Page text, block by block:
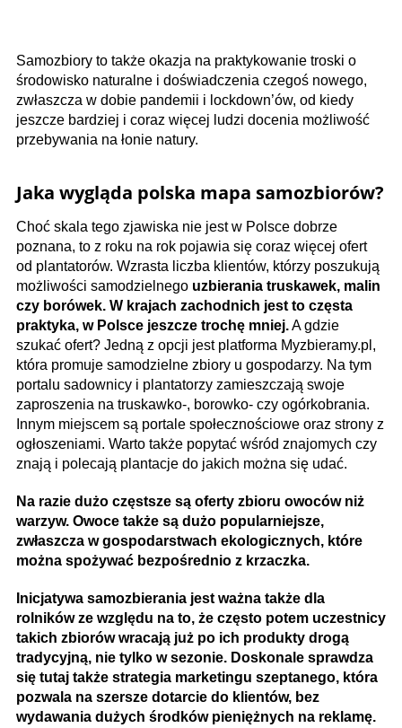
Samozbiory to także okazja na praktykowanie troski o
środowisko naturalne i doświadczenia czegoś nowego,
zwłaszcza w dobie pandemii i lockdown’ów, od kiedy
jeszcze bardziej i coraz więcej ludzi docenia możliwość
przebywania na łonie natury.
Jaka wygląda polska mapa samozbiorów?
Choć skala tego zjawiska nie jest w Polsce dobrze
poznana, to z roku na rok pojawia się coraz więcej ofert
od plantatorów. Wzrasta liczba klientów, którzy poszukują
możliwości samodzielnego uzbierania truskawek, malin
czy borówek. W krajach zachodnich jest to częsta
praktyka, w Polsce jeszcze trochę mniej.A gdzie
szukać ofert? Jedną z opcji jest platforma Myzbieramy.pl,
która promuje samodzielne zbiory u gospodarzy. Na tym
portalu sadownicy i plantatorzy zamieszczają swoje
zaproszenia na truskawko-, borowko- czy ogórkobrania.
Innym miejscem są portale społecznościowe oraz strony z
ogłoszeniami. Warto także popytać wśród znajomych czy
znają i polecają plantacje do jakich można się udać.
Na razie dużo częstsze są oferty zbioru owoców niż
warzyw. Owoce także są dużo popularniejsze,
zwłaszcza w gospodarstwach ekologicznych, które
można spożywać bezpośrednio z krzaczka.
Inicjatywa samozbierania jest ważna także dla
rolników ze względu na to, że często potem uczestnicy
takich zbiorów wracają już po ich produkty drogą
tradycyjną, nie tylko w sezonie. Doskonale sprawdza
się tutaj także strategia marketingu szeptanego, która
pozwala na szersze dotarcie do klientów, bez
wydawania dużych środków pieniężnych na reklamę.